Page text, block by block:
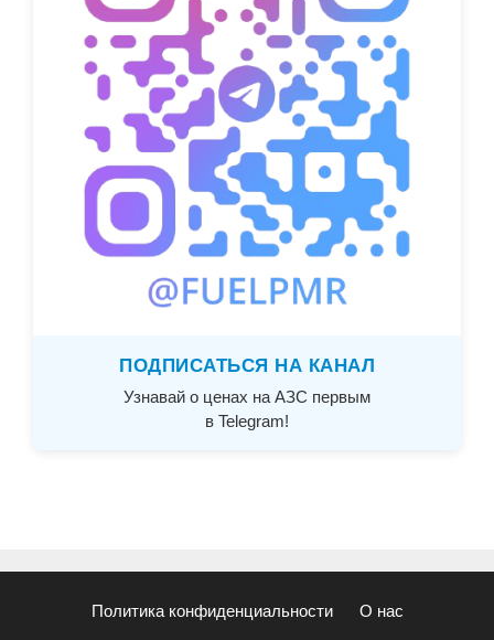
ПОДПИСАТЬСЯ НА КАНАЛ
Узнавай о ценах на АЗС первым
в Telegram!
Политика конфиденциальности О нас